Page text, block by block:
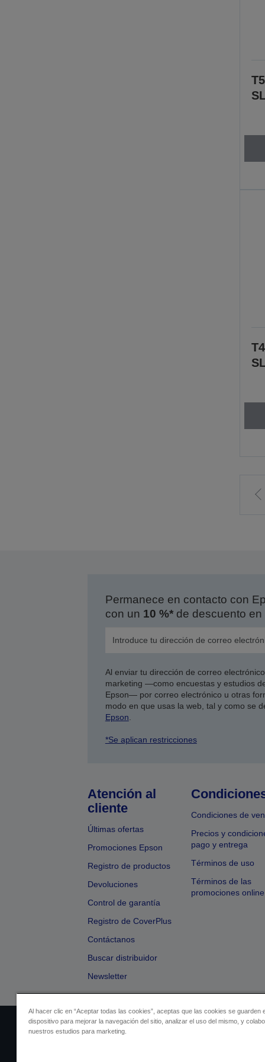
Permanece en contacto con
con un 10 %*de descuento en
Al enviar tu dirección de correo
marketing —como encuestas y estudios
Epson— por correo electrónico u otras
modo en que usas la web, tal y como se
Epson.
*Se aplican restricciones
Atención al
cliente
Últimas ofertas
Promociones Epson
Registro de productos
Devoluciones
Control de garantía
Registro de CoverPlus
Contáctanos
Buscar distribuidor
Newsletter
Condiciones de
Precios y
pago y entrega
Términos de uso
Términos de las
promociones online
Identificación del vendedor
Al hacer clic en “Aceptar todas las cookies”, aceptas que las cookies se guarden
dispositivo para mejorar la navegación del sitio, analizar el uso del mismo, y
nuestros estudios para marketing.